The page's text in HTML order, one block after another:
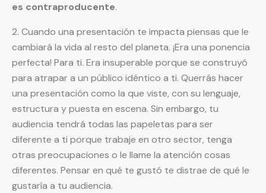
es contraproducente.
2. Cuando una presentación te impacta piensas que le
cambiará la vida al resto del planeta. ¡Era una ponencia
perfecta! Para ti. Era insuperable porque se construyó
para atrapar a un público idéntico a ti. Querrás hacer
una presentación como la que viste, con su lenguaje,
estructura y puesta en escena. Sin embargo, tu
audiencia tendrá todas las papeletas para ser
diferente a ti porque trabaje en otro sector, tenga
otras preocupaciones o le llame la atención cosas
diferentes. Pensar en qué te gustó te distrae de qué le
gustaría a tu audiencia.